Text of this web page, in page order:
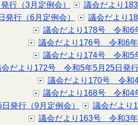
行（3月定例会）
議会だより
行（6月定例会）
議会だより
議会だより178号 令和6
議会だより176号 令和6年
議会だより174号 令和5
会だより172号 令和5年5月25日発行
議会だより170号 令和4
議会だより168号 令和4
発行（9月定例会）
議会だより
議会だより163号 令和3年